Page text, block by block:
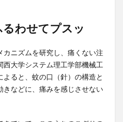
わせてプスッ
ニズムを研究し、痛くない注
大学システム理工学部機械工
ると、蚊の口（針）の構造と
きなどに、痛みを感じさせない